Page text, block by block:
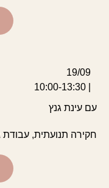
19/09
עם עינת גנץ
חקירה תנועתית,